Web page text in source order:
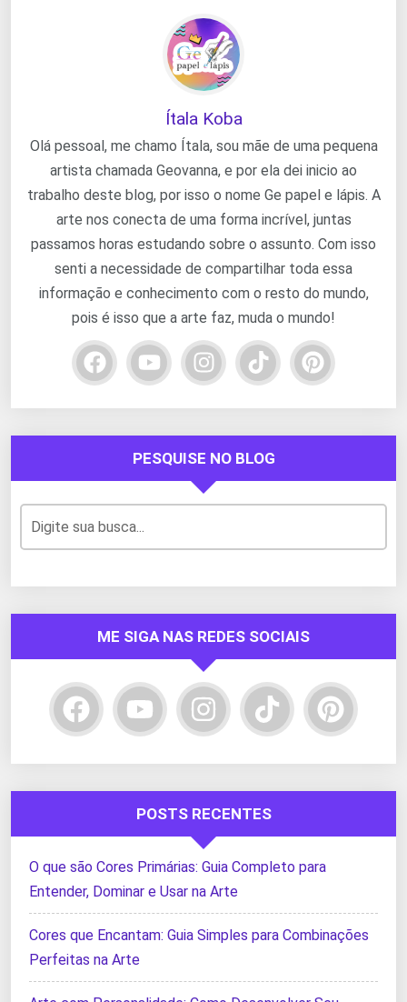
Ítala Koba
Olá pessoal, me chamo Ítala, sou mãe de uma pequena
artista chamada Geovanna, e por ela dei inicio ao
trabalho deste blog, por isso o nome Ge papel e lápis. A
arte nos conecta de uma forma incrível, juntas
passamos horas estudando sobre o assunto. Com isso
senti a necessidade de compartilhar toda essa
informação e conhecimento com o resto do mundo,
pois é isso que a arte faz, muda o mundo!
PESQUISE NO BLOG
ME SIGA NAS REDES SOCIAIS
POSTS RECENTES
O que são Cores Primárias: Guia Completo para
Entender, Dominar e Usar na Arte
Cores que Encantam: Guia Simples para Combinações
Perfeitas na Arte